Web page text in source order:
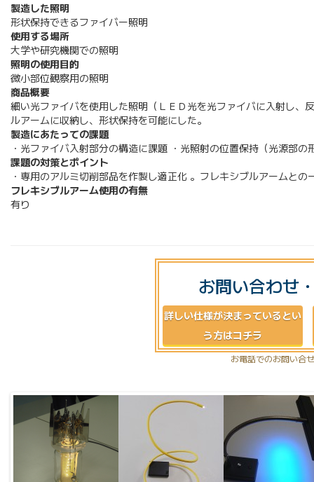
製造した照明
形状保持できるファイバー照明
使用する場所
大学や研究機関での照明
照明の使用目的
微小部位観察用の照明
商品概要
細い光ファイバを使用した照明（ＬＥＤ光を光ファイバに入射し
ルアームに収納し、形状保持を可能にした。
製造にあたっての課題
・光ファイバ入射部分の構造に課題 ・光照射の位置保持（光源部の
課題の対策とポイント
・専用のアルミ切削部品を作製し適正化 。フレキシブルアームとの
フレキシブルアーム使用の有無
有り
お問い合わせ
詳しい仕様が決まっているとい
う方はコチラ
お電話でのお問い